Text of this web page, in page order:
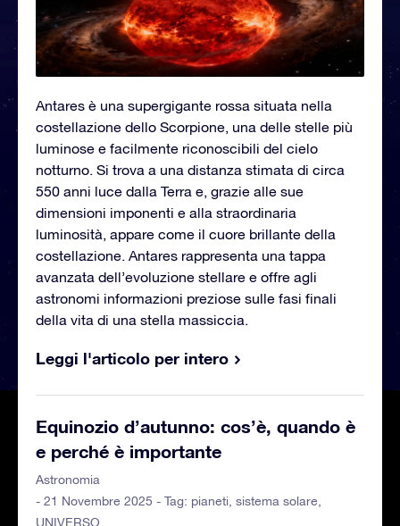
Antares è una supergigante rossa situata nella
costellazione dello Scorpione, una delle stelle più
luminose e facilmente riconoscibili del cielo
notturno. Si trova a una distanza stimata di circa
550 anni luce dalla Terra e, grazie alle sue
dimensioni imponenti e alla straordinaria
luminosità, appare come il cuore brillante della
costellazione. Antares rappresenta una tappa
avanzata dell’evoluzione stellare e offre agli
astronomi informazioni preziose sulle fasi finali
della vita di una stella massiccia.
Leggi l'articolo per intero
Equinozio d’autunno: cos’è, quando è
e perché è importante
Astronomia
- 21 Novembre 2025 - Tag: pianeti sistema solare
UNIVERSO